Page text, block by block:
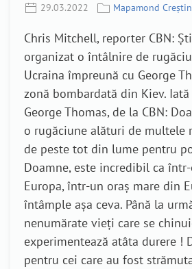
29.03.2022 Mapamond Creștin
Chris Mitchell, reporter CBN:
organizat o întâlnire de
Ucraina împreună cu George
zonă bombardată din Kiev.
George Thomas, de la CBN:
o rugăciune alături de multele
de peste tot din lume pentru
Doamne, este incredibil ca
Europa, într-un oraș mare din
întâmple așa ceva. Până la
nenumărate vieți care se
experimentează atâta durere !
pentru cei care au fost